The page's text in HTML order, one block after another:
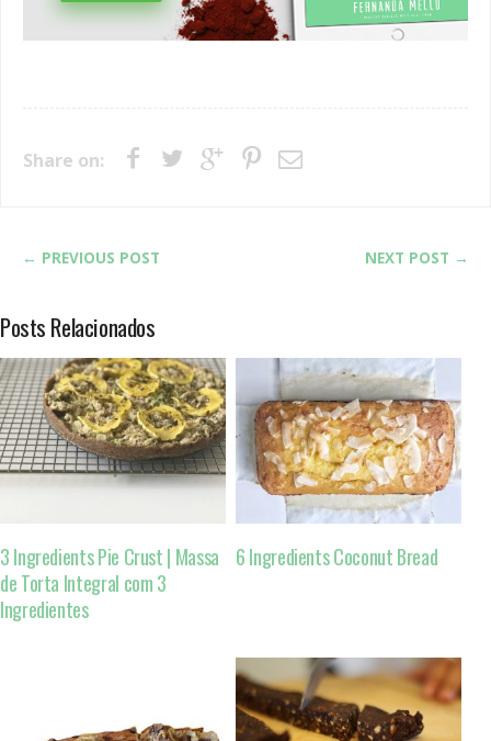
Share on:
← PREVIOUS POST NEXT POST →
Posts Relacionados
3 Ingredients Pie Crust | Massa
de Torta Integral com 3
Ingredientes
6 Ingredients Coconut Bread